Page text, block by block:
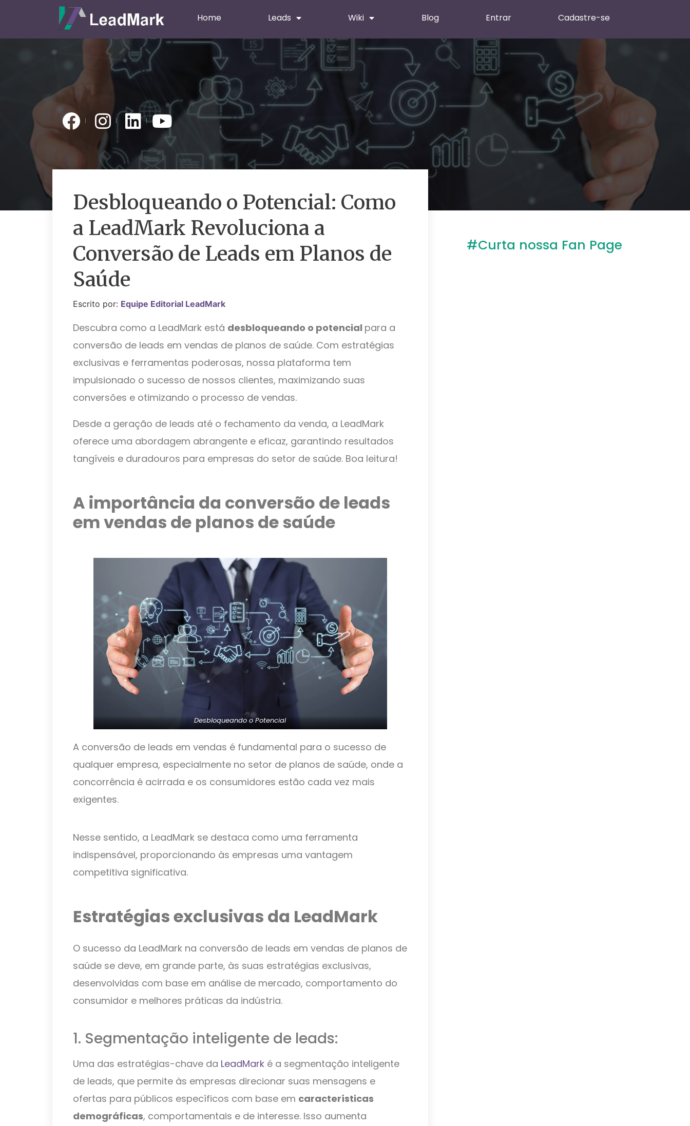
Home Leads Wiki Blog Entrar Cadastre-se
Desbloqueando o Potencial: Como
a LeadMark Revoluciona a
Conversão de Leads em Planos de
Saúde
Escrito por: Equipe Editorial LeadMark
Descubra como a LeadMark está desbloqueando o potencial para a
conversão de leads em vendas de planos de saúde. Com estratégias
exclusivas e ferramentas poderosas, nossa plataforma tem
impulsionado o sucesso de nossos clientes, maximizando suas
conversões e otimizando o processo de vendas.
Desde a geração de leads até o fechamento da venda, a LeadMark
oferece uma abordagem abrangente e eficaz, garantindo resultados
tangíveis e duradouros para empresas do setor de saúde. Boa leitura!
A importância da conversão de leads
em vendas de planos de saúde
Desbloqueando o Potencial
A conversão de leads em vendas é fundamental para o sucesso de
qualquer empresa, especialmente no setor de planos de saúde, onde a
concorrência é acirrada e os consumidores estão cada vez mais
exigentes.
Nesse sentido, a LeadMark se destaca como uma ferramenta
indispensável, proporcionando às empresas uma vantagem
competitiva significativa.
Estratégias exclusivas da LeadMark
O sucesso da LeadMark na conversão de leads em vendas de planos de
saúde se deve, em grande parte, às suas estratégias exclusivas,
desenvolvidas com base em análise de mercado, comportamento do
consumidor e melhores práticas da indústria.
1. Segmentação inteligente de leads:
Uma das estratégias-chave da LeadMark é a segmentação inteligente
de leads, que permite às empresas direcionar suas mensagens e
ofertas para públicos específicos com base em características
demográficas, comportamentais e de interesse. Isso aumenta
#Curta nossa Fan Page